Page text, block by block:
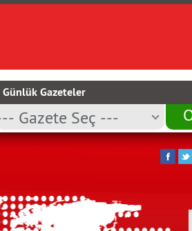
Günlük Gazeteler